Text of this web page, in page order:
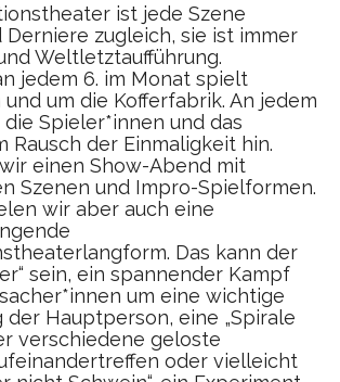
ist jede Szene
Derniere zugleich, sie ist immer
Weltletztaufführung.
jedem 6. im Monat spielt
und um die Kofferfabrik. An jedem
Spieler*innen und das
Rausch der Einmaligkeit hin.
einen Show-Abend mit
Szenen und Impro-Spielformen.
wir aber auch eine
Das kann der
sein, ein spannender Kampf
um eine wichtige
der Hauptperson, eine „Spirale
verschiedene geloste
oder vielleicht